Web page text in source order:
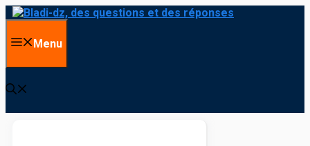
Aller au contenu
Menu